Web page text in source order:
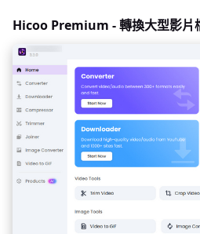
Hicoo Premium - 轉換大型影片